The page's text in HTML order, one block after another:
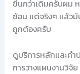
ขึ้นกว่าเดิมครับผม
ซ้อน แต่จริงๆ แล้วมั
ถูกต้องครับ
ดูบริการหลักและคำ
การวางแผนงานวิจั